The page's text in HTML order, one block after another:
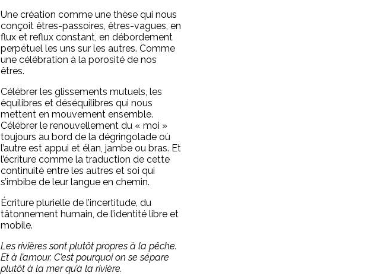
Une création comme une thèse qui nous
conçoit êtres-passoires, êtres-vagues, en
flux et reflux constant, en débordement
perpétuel les uns sur les autres. Comme
une célébration à la porosité de nos
êtres.
Célébrer les glissements mutuels, les
équilibres et déséquilibres qui nous
mettent en mouvement ensemble.
Célébrer le renouvellement du « moi »
toujours au bord de la dégringolade où
l’autre est appui et élan, jambe ou bras. Et
l’écriture comme la traduction de cette
continuité entre les autres et soi qui
s’imbibe de leur langue en chemin.
Écriture plurielle de l’incertitude, du
tâtonnement humain, de l’identité libre et
mobile.
Les rivières sont plutôt propres à la pêche.
Et à l’amour. C’est pourquoi on se sépare
plutôt à la mer qu’à la rivière.